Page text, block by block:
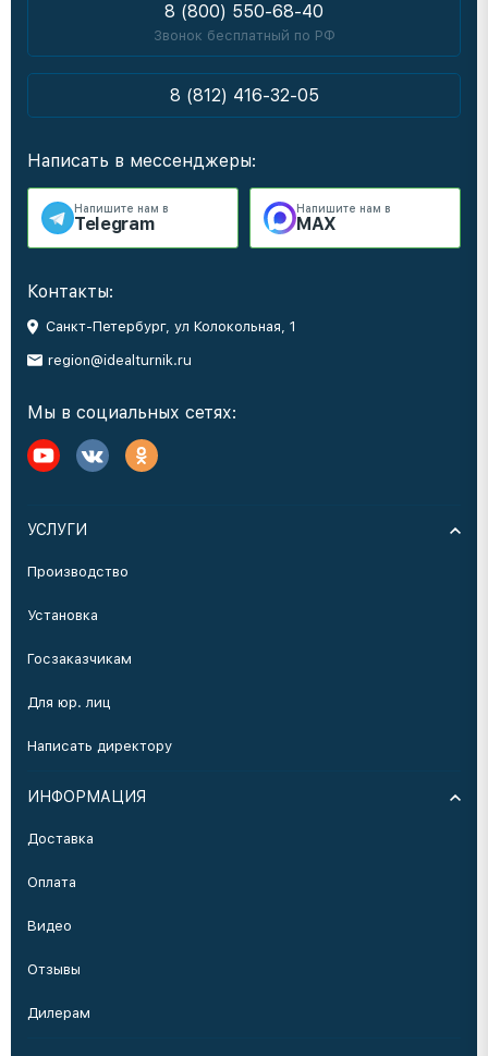
8 (800) 550-68-40
Звонок бесплатный по РФ
8 (812) 416-32-05
Написать в мессенджеры:
Напишите нам в
Telegram
Напишите нам в
MAX
Контакты:
Санкт-Петербург, ул Колокольная, 1
region@idealturnik.ru
Мы в социальных сетях:
УСЛУГИ
Производство
Установка
Госзаказчикам
Для юр. лиц
Написать директору
ИНФОРМАЦИЯ
Доставка
Оплата
Видео
Отзывы
Дилерам